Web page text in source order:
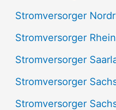
Stromversorger
Stromversorger
Stromversorger
Stromversorger
Stromversorger